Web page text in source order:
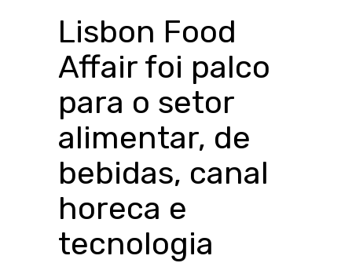
Lisbon Food
Affair foi palco
para o setor
alimentar, de
bebidas, canal
horeca e
tecnologia